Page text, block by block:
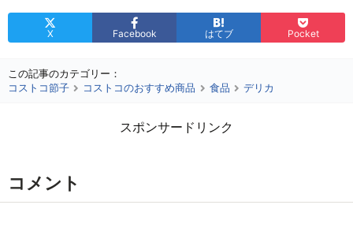
X Facebook はてブ Pocket
この記事のカテゴリー：
コストコ節子
コストコのおすすめ商品 食品 デリカ
スポンサードリンク
コメント